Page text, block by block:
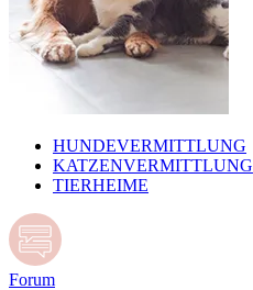
HUNDEVERMITTLUNG
KATZENVERMITTLUNG
TIERHEIME
Forum